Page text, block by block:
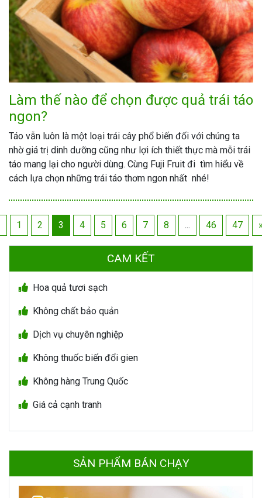
Làm thế nào để chọn được quả trái táo
ngon?
Táo vẫn luôn là một loại trái cây phổ biến đối với chúng ta
nhờ giá trị dinh dưỡng cũng như lợi ích thiết thực mà mỗi trái
táo mang lại cho người dùng. Cùng Fuji Fruit đi tìm hiểu về
cách lựa chọn những trái táo thơm ngon nhất nhé!
1 2 3 4 5 6 7 8 ... 46 47
CAM KẾT
Hoa quả tươi sạch
Không chất bảo quản
Dịch vụ chuyên nghiệp
Không thuốc biến đổi gien
Không hàng Trung Quốc
Giá cả cạnh tranh
SẢN PHẨM BÁN CHẠY